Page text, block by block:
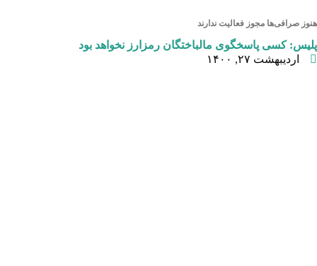
هنوز صرافی‌ها مجوز فعالیت ندارند
پلیس: کسی پاسخگوی مالباختگان رمزارز نخواهد بود
اردیبهشت ۲۷, ۱۴۰۰